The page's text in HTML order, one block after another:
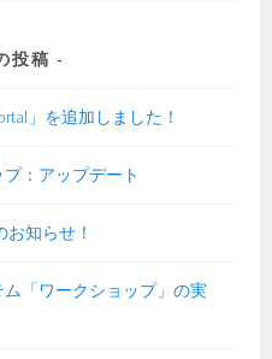
投稿
」を追加しました！
：アップデート
知らせ！
ム「ワークショップ」の実